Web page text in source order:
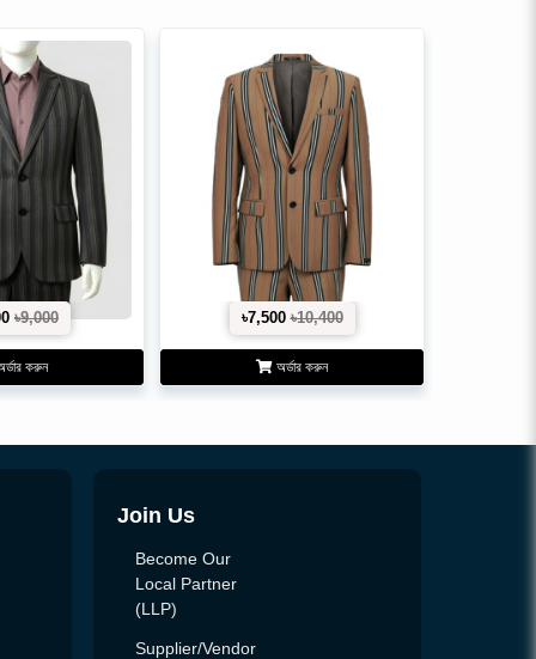
৳9,000
করুন
৳7,500৳10,400
অর্ডার করুন
Join Us
Become Our
Local Partner
(LLP)
Supplier/Vendor